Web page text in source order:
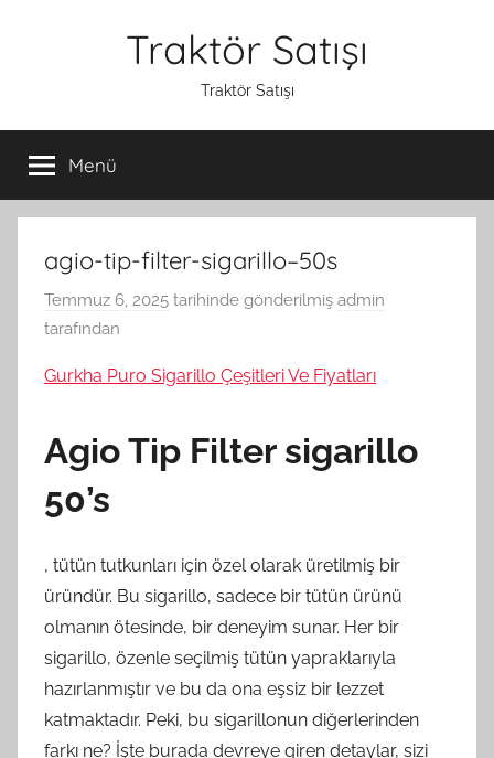
Traktör Satışı
Traktör Satışı
Menü
agio-tip-filter-sigarillo–50s
Temmuz 6, 2025 tarihinde gönderilmiş admin
tarafından
Gurkha Puro Sigarillo Çeşitleri Ve Fiyatları
Agio Tip Filter sigarillo
50’s
, tütün tutkunları için özel olarak üretilmiş bir
üründür. Bu sigarillo, sadece bir tütün ürünü
olmanın ötesinde, bir deneyim sunar. Her bir
sigarillo, özenle seçilmiş tütün yapraklarıyla
hazırlanmıştır ve bu da ona eşsiz bir lezzet
katmaktadır. Peki, bu sigarillonun diğerlerinden
farkı ne? İşte burada devreye giren detaylar, sizi